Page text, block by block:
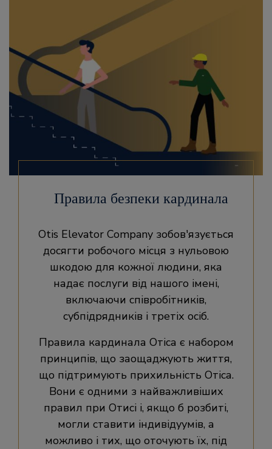
Правила безпеки кардинала
Otis Elevator Company зобов'язується
досягти робочого місця з нульовою
шкодою для кожної людини, яка
надає послуги від нашого імені,
включаючи співробітників,
субпідрядників і третіх осіб.
Правила кардинала Отіса є набором
принципів, що заощаджують життя,
що підтримують прихильність Отіса.
Вони є одними з найважливіших
правил при Отисі і, якщо б розбиті,
могли ставити індивідуумів, а
можливо і тих, що оточують їх, під